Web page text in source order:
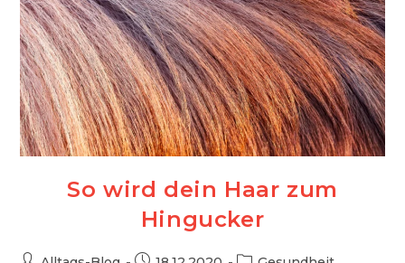
So wird dein Haar zum
Hingucker